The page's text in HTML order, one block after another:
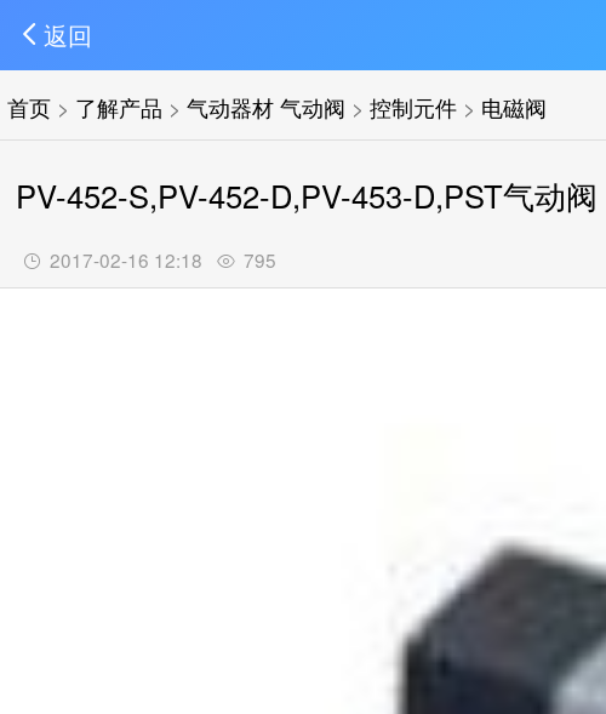
返回
首页 > 了解产品 >气动器材 气动阀 >控制元件 > 电磁阀
PV-452-S,PV-452-D,PV-453-D,PST气动阀
2017-02-16 12:18 795